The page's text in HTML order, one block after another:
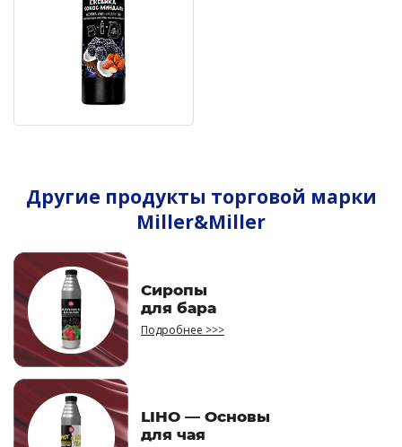
Другие продукты торговой марки
Miller&Miller
Сиропы
для бара
Подробнее >>>
LIHO — Основы
для чая